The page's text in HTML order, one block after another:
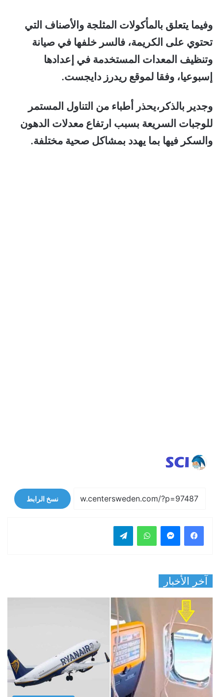
وفيما يتعلق بالمأكولات المثلجة والأصناف التي
تحتوي على الكريمة، فالسر خلفها في صيانة
وتنظيف المعدات المستخدمة في إعدادها
إسبوعيا، وفقا لموقع ريدرز دايجست.
وجدير بالذكر،يحذر أطباء من التناول المستمر
للوجبات السريعة بسبب ارتفاع معدلات الدهون
والسكر فيها بما يهدد بمشاكل صحية مختلفة.
نسخ الرابط
فيسبوك واتساب
آخر الأخبار